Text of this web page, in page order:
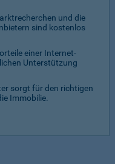
und die
sind kostenlos
einer Internet-
Unterstützung
sorgt für den richtigen
Immobilie.